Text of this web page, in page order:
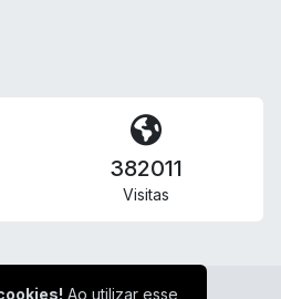
382011
Visitas
Ao utilizar esse